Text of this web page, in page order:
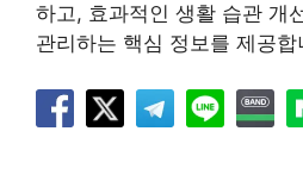
하고, 효과적인 생활 습관 개
관리하는 핵심 정보를 제공합